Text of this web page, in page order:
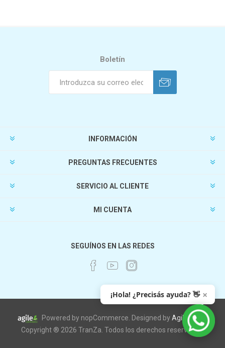
Boletín
INFORMACIÓN
PREGUNTAS FRECUENTES
SERVICIO AL CLIENTE
MI CUENTA
SEGUÍNOS EN LAS REDES
Powered by nopCommerce. Designed byAgileWorks
Copyright ® 2026 TranZa. Todos los derechos reservados.
¡Hola! ¿Precisás ayuda? 👋 ×